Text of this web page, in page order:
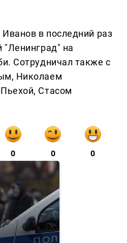
Иванов в последний раз
"Ленинград" на
Сотрудничал также с
Николаем
Стасом
0 0 0